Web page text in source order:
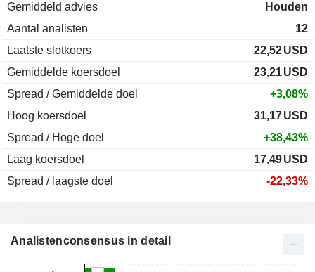
Gemiddeld advies
Houden
Aantal analisten
12
Laatste slotkoers
22,52USD
Gemiddelde koersdoel
23,21USD
Spread / Gemiddelde doel
+3,08%
Hoog koersdoel
31,17USD
Spread / Hoge doel
+38,43%
Laag koersdoel
17,49USD
Spread / laagste doel
-22,33%
Analistenconsensus in detail